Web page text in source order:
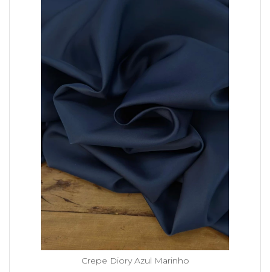
Crepe Diory Azul Marinho